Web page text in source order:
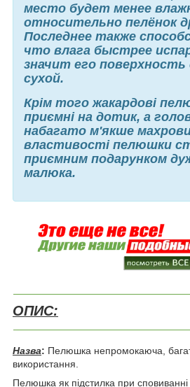
место будет менее
относительно пелёнок
Последнее также
что влага быстрее
значит его
сухой.
Крім того жакардові
приємні на дотик, а
набагато м'якше
властивості пелюшки
приємним подарунком
малюка.
ОПИС:
Назва: Пелюшка непромокаюча,
використання.
Пелюшка як підстилка при